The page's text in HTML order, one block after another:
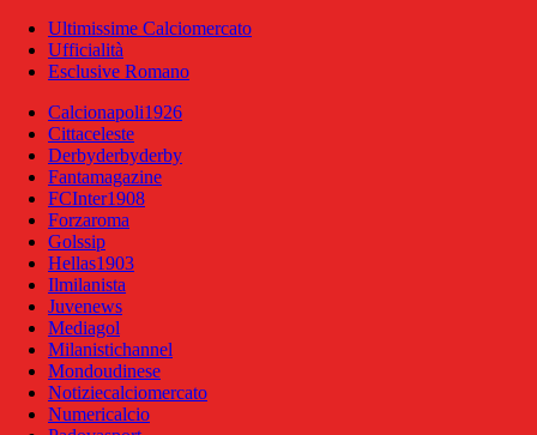
Ultimissime Calciomercato
Ufficialità
Esclusive Romano
Calcionapoli1926
Cittaceleste
Derbyderbyderby
Fantamagazine
FCInter1908
Forzaroma
Golssip
Hellas1903
Ilmilanista
Juvenews
Mediagol
Milanistichannel
Mondoudinese
Notiziecalciomercato
Numericalcio